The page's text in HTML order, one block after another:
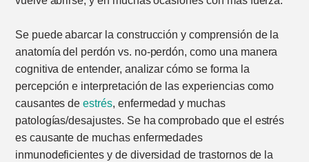
Se puede abarcar la construcción y comprensión de la
anatomía del perdón vs. no-perdón, como una manera
cognitiva de entender, analizar cómo se forma la
percepción e interpretación de las experiencias como
causantes deestrés, enfermedad y muchas
patologías/desajustes. Se ha comprobado que el estrés
es causante de muchas enfermedades
inmunodeficientes y de diversidad de trastornos de la